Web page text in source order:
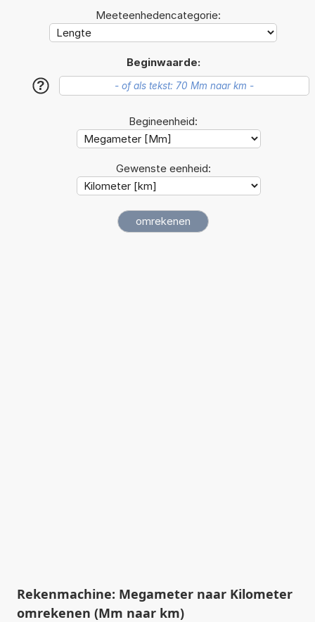
Meeteenhedencategorie:
Beginwaarde:
?
Begineenheid:
Gewenste eenheid:
Rekenmachine: Megameter naar Kilometer
omrekenen (Mm naar km)